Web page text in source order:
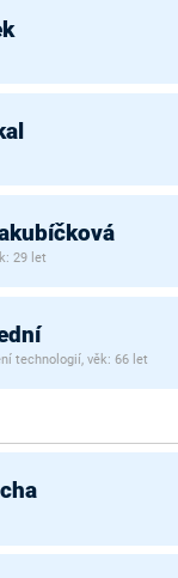
29 let
technologií, věk: 66 let